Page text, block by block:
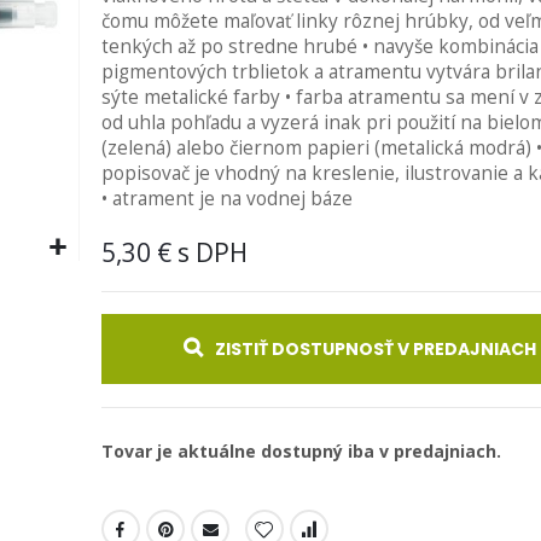
čomu môžete maľovať linky rôznej hrúbky, od
tenkých až po stredne hrubé • navyše kombinácia
pigmentových trblietok a atramentu vytvára
sýte metalické farby • farba atramentu sa mení v
od uhla pohľadu a vyzerá inak pri použití na
(zelená) alebo čiernom papieri (metalická modrá) •
popisovač je vhodný na kreslenie, ilustrovanie a
• atrament je na vodnej báze
5,30 €
ZISTIŤ DOSTUPNOSŤ V PREDAJNIACH
Tovar je aktuálne dostupný iba v predajniach.